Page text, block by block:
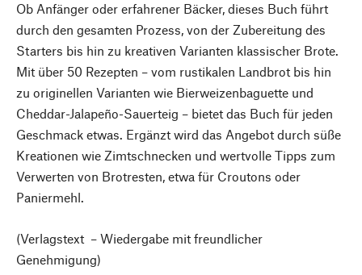
Ob Anfänger oder erfahrener Bäcker, dieses Buch führt
durch den gesamten Prozess, von der Zubereitung des
Starters bis hin zu kreativen Varianten klassischer Brote.
Mit über 50 Rezepten – vom rustikalen Landbrot bis hin
zu originellen Varianten wie Bierweizenbaguette und
Cheddar-Jalapeño-Sauerteig – bietet das Buch für jeden
Geschmack etwas. Ergänzt wird das Angebot durch süße
Kreationen wie Zimtschnecken und wertvolle Tipps zum
Verwerten von Brotresten, etwa für Croutons oder
Paniermehl.
(Verlagstext – Wiedergabe mit freundlicher
Genehmigung)